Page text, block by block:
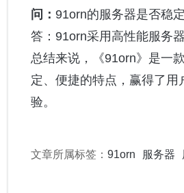
问： 91orn的服务器是否稳
答：91orn采用高性能服务
总结来说，《91orn》是一
定、便捷的特点，赢得了
验。
文章所属标签： 91orn 服务器